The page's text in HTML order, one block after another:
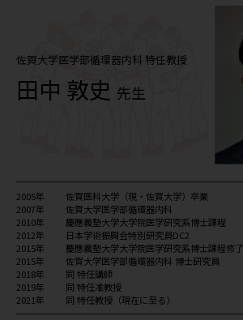
佐賀大学医学部循環器内科 特任教授
田中 敦史 先生
2005年
佐賀医科大学（現・佐賀大学）卒業
2007年
佐賀大学医学部循環器内科
2010年
慶應義塾大学大学院医学研究系博士課程
2012年
日本学術振興会特別研究員DC2
2015年
慶應義塾大学大学院医学研究系博士課程修了
2015年
佐賀大学医学部循環器内科 博士研究員
2018年
同 特任講師
2019年
同 特任准教授
2021年
同 特任教授（現在に至る）